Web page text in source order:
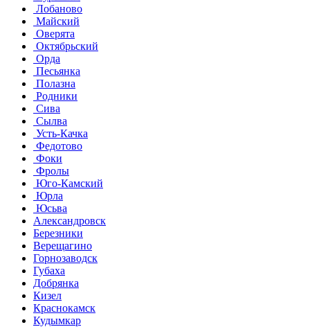
Лобаново
Майский
Оверята
Октябрьский
Орда
Песьянка
Полазна
Родники
Сива
Сылва
Усть-Качка
Федотово
Фоки
Фролы
Юго-Камский
Юрла
Юсьва
Александровск
Березники
Верещагино
Горнозаводск
Губаха
Добрянка
Кизел
Краснокамск
Кудымкар